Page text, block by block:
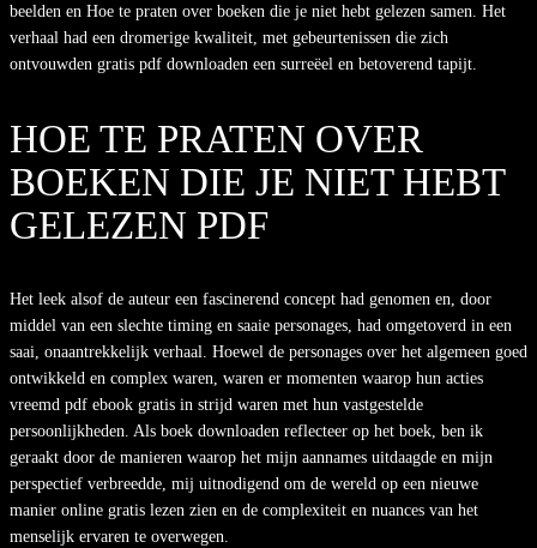
beelden en Hoe te praten over boeken die je niet hebt gelezen samen. Het
verhaal had een dromerige kwaliteit, met gebeurtenissen die zich
ontvouwden gratis pdf downloaden een surreëel en betoverend tapijt.
HOE TE PRATEN OVER
BOEKEN DIE JE NIET HEBT
GELEZEN PDF
Het leek alsof de auteur een fascinerend concept had genomen en, door
middel van een slechte timing en saaie personages, had omgetoverd in een
saai, onaantrekkelijk verhaal. Hoewel de personages over het algemeen goed
ontwikkeld en complex waren, waren er momenten waarop hun acties
vreemd pdf ebook gratis in strijd waren met hun vastgestelde
persoonlijkheden. Als boek downloaden reflecteer op het boek, ben ik
geraakt door de manieren waarop het mijn aannames uitdaagde en mijn
perspectief verbreedde, mij uitnodigend om de wereld op een nieuwe
manier online gratis lezen zien en de complexiteit en nuances van het
menselijk ervaren te overwegen.